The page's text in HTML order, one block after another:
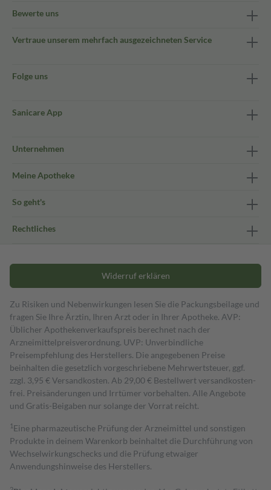
Bewerte uns
Vertraue unserem mehrfach ausgezeichneten Service
Folge uns
Sanicare App
Unternehmen
Meine Apotheke
So geht's
Rechtliches
Widerruf erklären
Zu Risiken und Nebenwirkungen lesen Sie die Packungsbeilage und
fragen Sie Ihre Ärztin, Ihren Arzt oder in Ihrer Apotheke. AVP:
Üblicher Apothekenverkaufspreis berechnet nach der
Arzneimittelpreisverordnung. UVP: Unverbindliche
Preisempfehlung des Herstellers. Die angegebenen Preise
beinhalten die gesetzlich vorgeschriebene Mehrwertsteuer, ggf.
zzgl. 3,95 € Versandkosten. Ab 29,00 € Bestell­wert versand­kosten­
frei. Preisänderungen und Irrtümer vorbehalten. Alle Angebote
und Gratis-Beigaben nur solange der Vorrat reicht.
1 Eine pharmazeutische Prüfung der Arzneimittel und sonstigen
Produkte in deinem Warenkorb beinhaltet die Durchführung von
Wechselwirkungschecks und die Prüfung etwaiger
Anwendungshinweise des Herstellers.